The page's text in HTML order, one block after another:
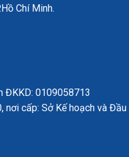
Chí Minh.
ĐKKD: 0109058713
nơi cấp: Sở Kế hoạch và Đầu